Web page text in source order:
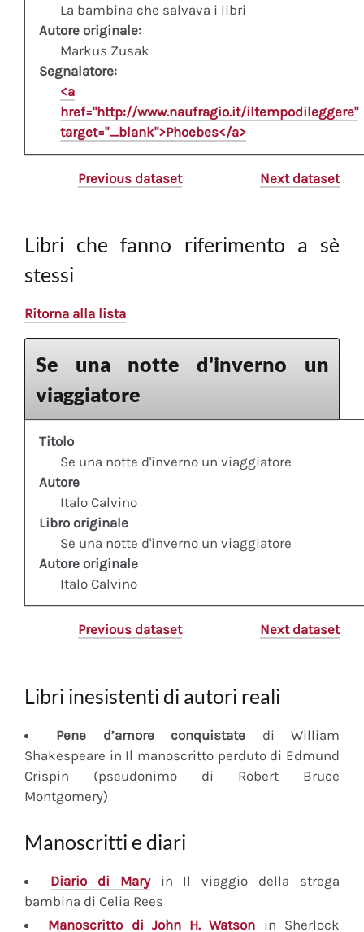
La bambina che salvava i libri
Autore originale:
Markus Zusak
Segnalatore:
<a
href="http://www.naufragio.it/iltempodileggere"
target="_blank">Phoebes</a>
Previous dataset Next dataset
Libri che fanno riferimento a sè
stessi
Ritorna alla lista
Se una notte d'inverno un
viaggiatore
Titolo
Se una notte d'inverno un viaggiatore
Autore
Italo Calvino
Libro originale
Se una notte d'inverno un viaggiatore
Autore originale
Italo Calvino
Previous dataset Next dataset
Libri inesistenti di autori reali
Pene d’amore conquistate di William
Shakespeare in Il manoscritto perduto di Edmund
Crispin (pseudonimo di Robert Bruce
Montgomery)
Manoscritti e diari
Diariodi Maryin Il viaggio della strega
bambina di Celia Rees
Manoscritto di John H. Watson in Sherlock